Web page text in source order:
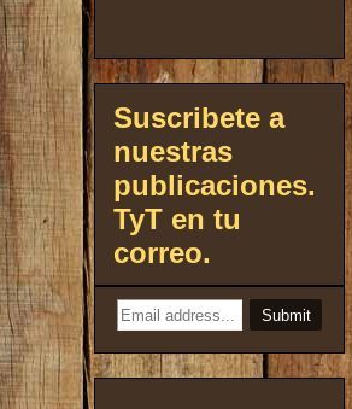
Suscribete a
nuestras
publicaciones.
TyT en tu
correo.